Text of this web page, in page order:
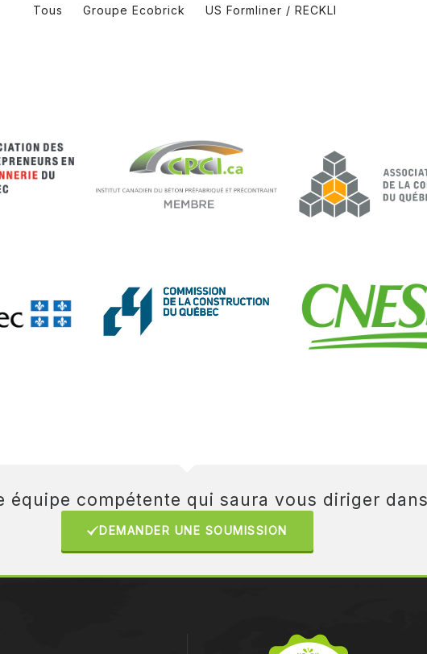
Tous Groupe Ecobrick US Formliner / RECKLI
équipe compétente qui saura vous diriger
DEMANDER UNE SOUMISSION